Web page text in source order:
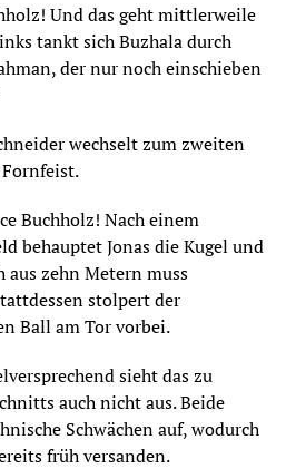
Und das geht mittlerweile
tankt sich Buzhala durch
der nur noch einschieben
wechselt zum zweiten
Buchholz! Nach einem
behauptet Jonas die Kugel und
aus zehn Metern muss
stolpert der
Ball am Tor vorbei.
sieht das zu
auch nicht aus. Beide
Schwächen auf, wodurch
früh versanden.